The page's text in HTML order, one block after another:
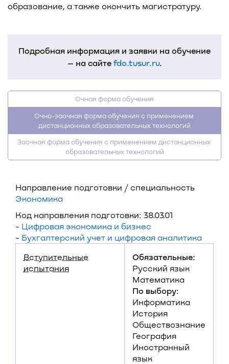
образование, а также окончить магистратуру.
Подробная информация и заявки на обучение
– на сайте fdo.tusur.ru.
Очная форма обучения
Очно-заочная форма обучения с применением
дистанционных образовательных технологий
Заочная форма обучения с применением дистанционных
образовательных технологий
Направление подготовки / специальность
Экономика
Код направления подготовки: 38.03.01
- Цифровая экономика и бизнес
- Бухгалтерский учет и цифровая аналитика
Вступительные
испытания
Обязательные:
Русский язык
Математика
По выбору:
Информатика
История
Обществознание
География
Иностранный
язык